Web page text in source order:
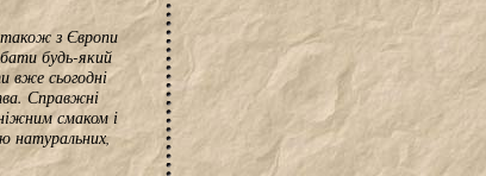
також з Європи
будь-який
вже сьогодні
Справжні
смаком і
натуральних,